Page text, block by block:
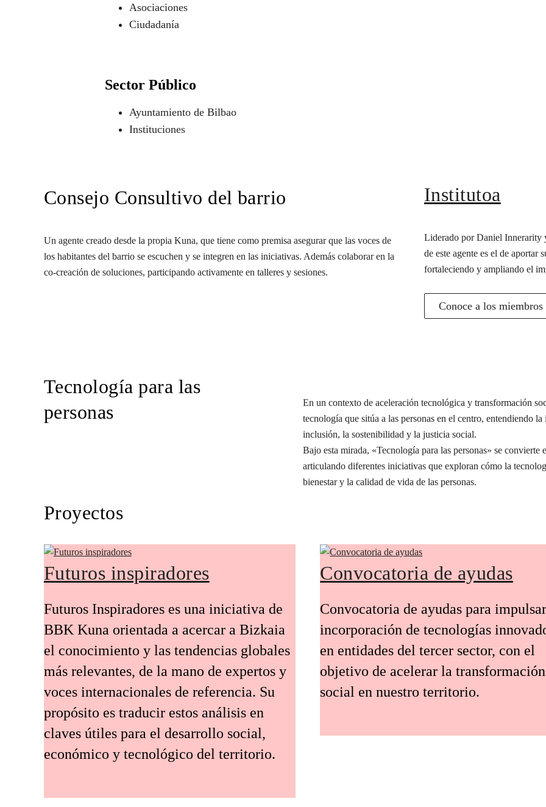
Asociaciones
Ciudadanía
Sector Público
Ayuntamiento de Bilbao
Instituciones
Consejo Consultivo del barrio
Un agente creado desde la propia Kuna, que tiene como premisa asegurar que las voces de
los habitantes del barrio se escuchen y se integren en las iniciativas. Además colaborar en la
co-creación de soluciones, participando activamente en talleres y sesiones.
Institutoa
Liderado por Daniel Innerarity
de este agente es el de aportar
fortaleciendo y ampliando el
Conoce a los
Tecnología para las
personas
En un contexto de aceleración tecnológica y transformación
tecnología que sitúa a las personas en el centro, entendiendo
inclusión, la sostenibilidad y la justicia social.
Bajo esta mirada, «Tecnología para las personas» se
articulando diferentes iniciativas que exploran cómo la
bienestar y la calidad de vida de las personas.
Proyectos
Futuros inspiradores
Futuros Inspiradores es una iniciativa de
BBK Kuna orientada a acercar a Bizkaia
el conocimiento y las tendencias globales
más relevantes, de la mano de expertos y
voces internacionales de referencia. Su
propósito es traducir estos análisis en
claves útiles para el desarrollo social,
económico y tecnológico del territorio.
Convocatoria de ayudas
Convocatoria de ayudas para
incorporación de tecnologías
en entidades del tercer sector, con el
objetivo de acelerar la transformación
social en nuestro territorio.